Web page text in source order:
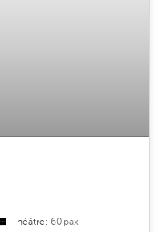
Théâtre:60pax